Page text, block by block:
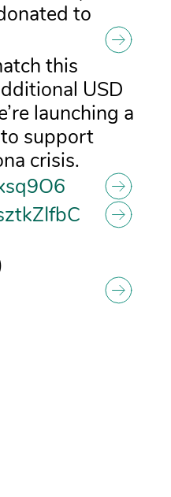
to
this
USD
launching a
support
crisis.